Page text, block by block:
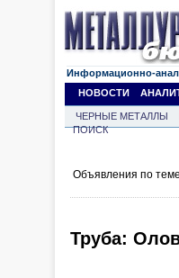
Информационно-
НОВОСТИ
ЧЕРНЫЕ МЕТАЛЛЫ
ПОИСК
Объявления по
Труба: